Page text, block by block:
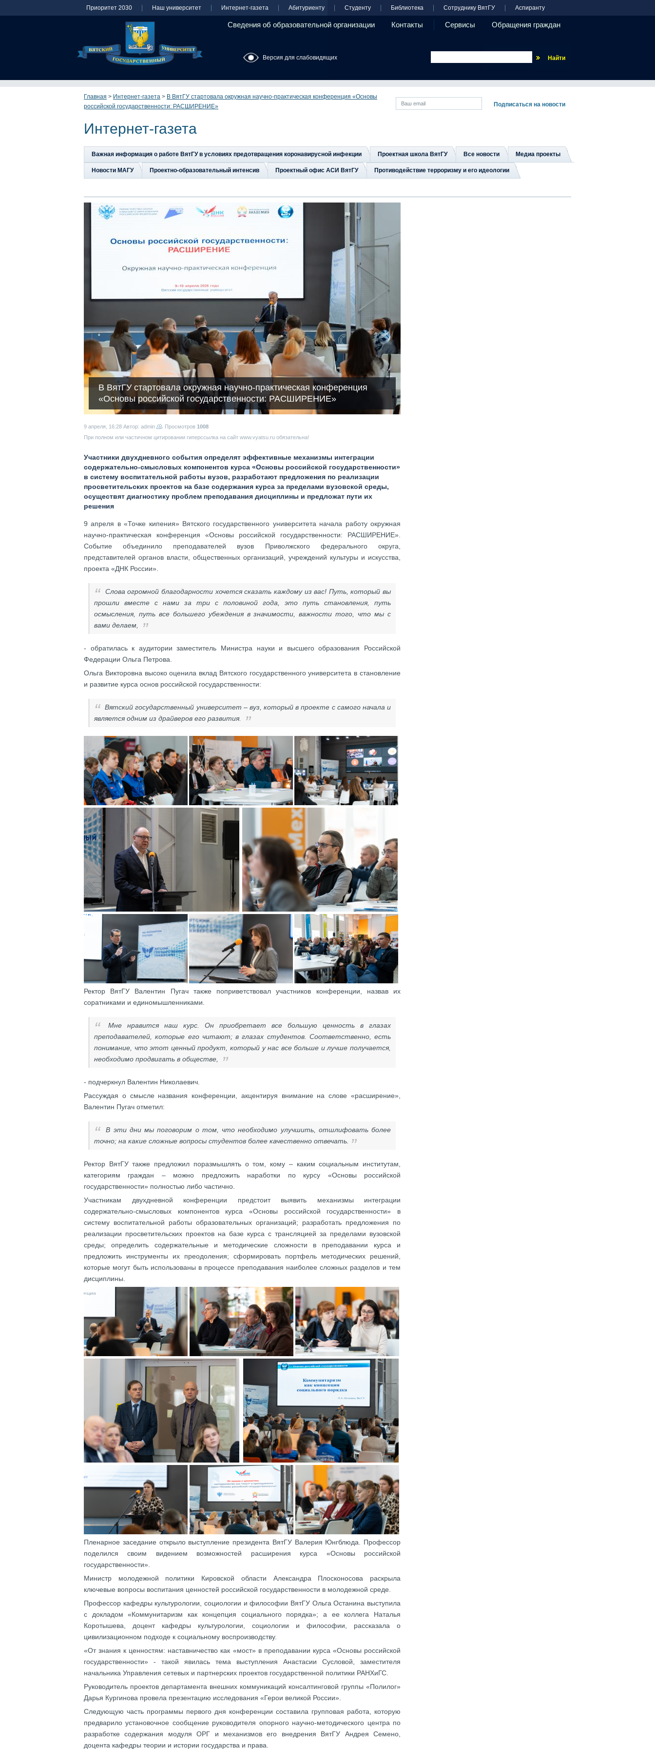
Приоритет 2030 Наш университет Интернет-газета Абитуриенту Студенту Библиотека Сотруднику ВятГУ Аспиранту
Сведения об образовательной организации Контакты Сервисы Обращения граждан
Версия для слабовидящих
Главная > Интернет-газета > В ВятГУ стартовала окружная научно-практическая конференция «Основы
российской государственности: РАСШИРЕНИЕ»
Интернет-газета
Важная информация о работе ВятГУ в условиях предотвращения коронавирусной инфекции Проектная школа ВятГУ Все новости Медиа проекты
Новости МАГУ Проектно-образовательный интенсив Проектный офис АСИ ВятГУ Противодействие терроризму и его идеологии
В ВятГУ стартовала окружная научно-практическая конференция
«Основы российской государственности: РАСШИРЕНИЕ»
9 апреля, 16:28 Автор: admin Просмотров 1008
При полном или частичном цитировании гиперссылка на сайт www.vyatsu.ru обязательна!
Участники двухдневного события определят эффективные механизмы интеграции
содержательно-смысловых компонентов курса «Основы российской государственности»
в систему воспитательной работы вузов, разработают предложения по реализации
просветительских проектов на базе содержания курса за пределами вузовской среды,
осуществят диагностику проблем преподавания дисциплины и предложат пути их
решения
9 апреля в «Точке кипения» Вятского государственного университета начала работу окружная
научно-практическая конференция «Основы российской государственности: РАСШИРЕНИЕ».
Событие объединило преподавателей вузов Приволжского федерального округа,
представителей органов власти, общественных организаций, учреждений культуры и искусства,
проекта «ДНК России».
Слова огромной благодарности хочется сказать каждому из вас! Путь, который вы
прошли вместе с нами за три с половиной года, это путь становления, путь
осмысления, путь все большего убеждения в значимости, важности того, что мы с
вами делаем,
- обратилась к аудитории заместитель Министра науки и высшего образования Российской
Федерации Ольга Петрова.
Ольга Викторовна высоко оценила вклад Вятского государственного университета в становление
и развитие курса основ российской государственности:
Вятский государственный университет – вуз, который в проекте с самого начала и
является одним из драйверов его развития.
Ректор ВятГУ Валентин Пугач также поприветствовал участников конференции, назвав их
соратниками и единомышленниками.
Мне нравится наш курс. Он приобретает все большую ценность в глазах
преподавателей, которые его читают; в глазах студентов. Соответственно, есть
понимание, что этот ценный продукт, который у нас все больше и лучше получается,
необходимо продвигать в обществе,
- подчеркнул Валентин Николаевич.
Рассуждая о смысле названия конференции, акцентируя внимание на слове «расширение»,
Валентин Пугач отметил:
В эти дни мы поговорим о том, что необходимо улучшить, отшлифовать более
точно; на какие сложные вопросы студентов более качественно отвечать.
Ректор ВятГУ также предложил поразмышлять о том, кому – каким социальным институтам,
категориям граждан – можно предложить наработки по курсу «Основы российской
государственности» полностью либо частично.
Участникам двухдневной конференции предстоит выявить механизмы интеграции
содержательно-смысловых компонентов курса «Основы российской государственности» в
систему воспитательной работы образовательных организаций; разработать предложения по
реализации просветительских проектов на базе курса с трансляцией за пределами вузовской
среды; определить содержательные и методические сложности в преподавании курса и
предложить инструменты их преодоления; сформировать портфель методических решений,
которые могут быть использованы в процессе преподавания наиболее сложных разделов и тем
дисциплины.
Пленарное заседание открыло выступление президента ВятГУ Валерия Юнгблюда. Профессор
поделился своим видением возможностей расширения курса «Основы российской
государственности».
Министр молодежной политики Кировской области Александра Плосконосова раскрыла
ключевые вопросы воспитания ценностей российской государственности в молодежной среде.
Профессор кафедры культурологии, социологии и философии ВятГУ Ольга Останина выступила
с докладом «Коммунитаризм как концепция социального порядка»; а ее коллега Наталья
Коротышева, доцент кафедры культурологии, социологии и философии, рассказала о
цивилизационном подходе к социальному воспроизводству.
«От знания к ценностям: наставничество как «мост» в преподавании курса «Основы российской
государственности» - такой явилась тема выступления Анастасии Сусловой, заместителя
начальника Управления сетевых и партнерских проектов государственной политики РАНХиГС.
Руководитель проектов департамента внешних коммуникаций консалтинговой группы «Полилог»
Дарья Кургинова провела презентацию исследования «Герои великой России».
Следующую часть программы первого дня конференции составила групповая работа, которую
предварило установочное сообщение руководителя опорного научно-методического центра по
разработке содержания модуля ОРГ и механизмов его внедрения ВятГУ Андрея Семено,
доцента кафедры теории и истории государства и права.